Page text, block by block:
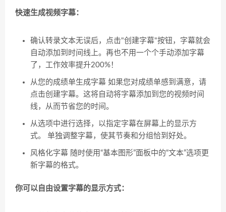
快速生成视频字幕：
确认转录文本无误后，点击"创建字幕"按钮，字幕就会
自动添加到时间线上。再也不用一个个手动添加字幕
了，工作效率提升200%！
从您的成绩单生成字幕 如果您对成绩单感到满意，请
点击创建字幕。这将自动将字幕添加到您的视频时间
线，从而节省您的时间。
从选项中进行选择，以指定字幕在屏幕上的显示方
式。 单独调整字幕，使其节奏和分组恰到好处。
风格化字幕 随时使用“基本图形”面板中的“文本”选项更
新字幕的格式。
你可以自由设置字幕的显示方式：